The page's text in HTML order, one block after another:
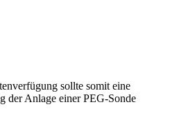
sollte somit eine
der Anlage einer PEG-Sonde